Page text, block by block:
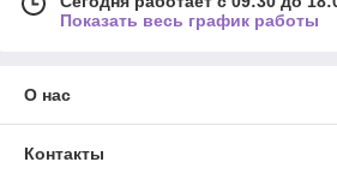
Показать весь график работы
О нас
Контакты